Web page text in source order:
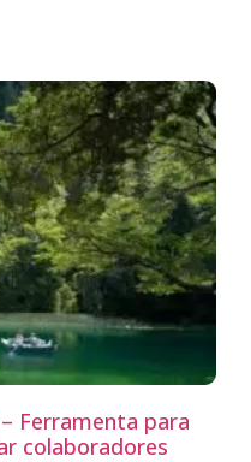
Ferramenta para
colaboradores